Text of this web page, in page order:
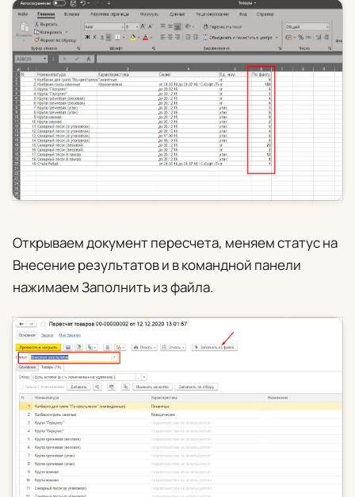
Открываем документ пересчета, меняем статус на
Внесение результатови в командной панели
нажимаемЗаполнить из файла.